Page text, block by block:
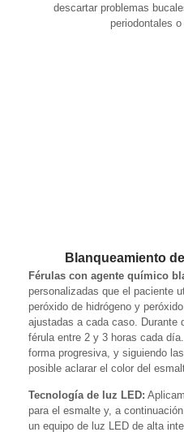
descartar problemas
periodontales
Blanqueamiento
Férulas con agente químico
personalizadas que el paciente
peróxido de hidrógeno y
ajustadas a cada caso. Durante
férula entre 2 y 3 horas cada
forma progresiva, y siguiendo
posible aclarar el color del
Tecnología de luz LED:
para el esmalte y, a
un equipo de luz LED de alta